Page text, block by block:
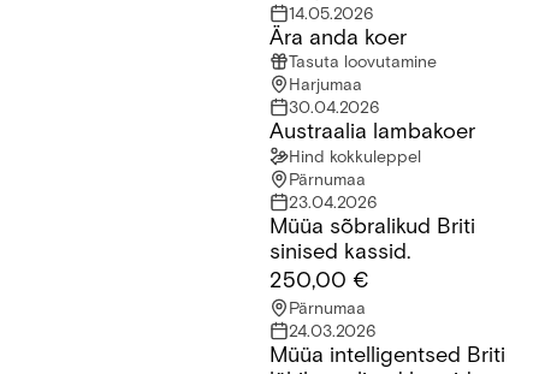
14.05.2026
Ära anda koer
Tasuta loovutamine
Harjumaa
30.04.2026
Austraalia lambakoer
Hind kokkuleppel
Pärnumaa
23.04.2026
Müüa sõbralikud Briti sinised kassid.Müüa sõbralikud Briti
sinised kassid.
250,00 €
Pärnumaa
24.03.2026
Müüa intelligentsed Briti lühikarvalised kassid.
Müüa intelligentsed Briti